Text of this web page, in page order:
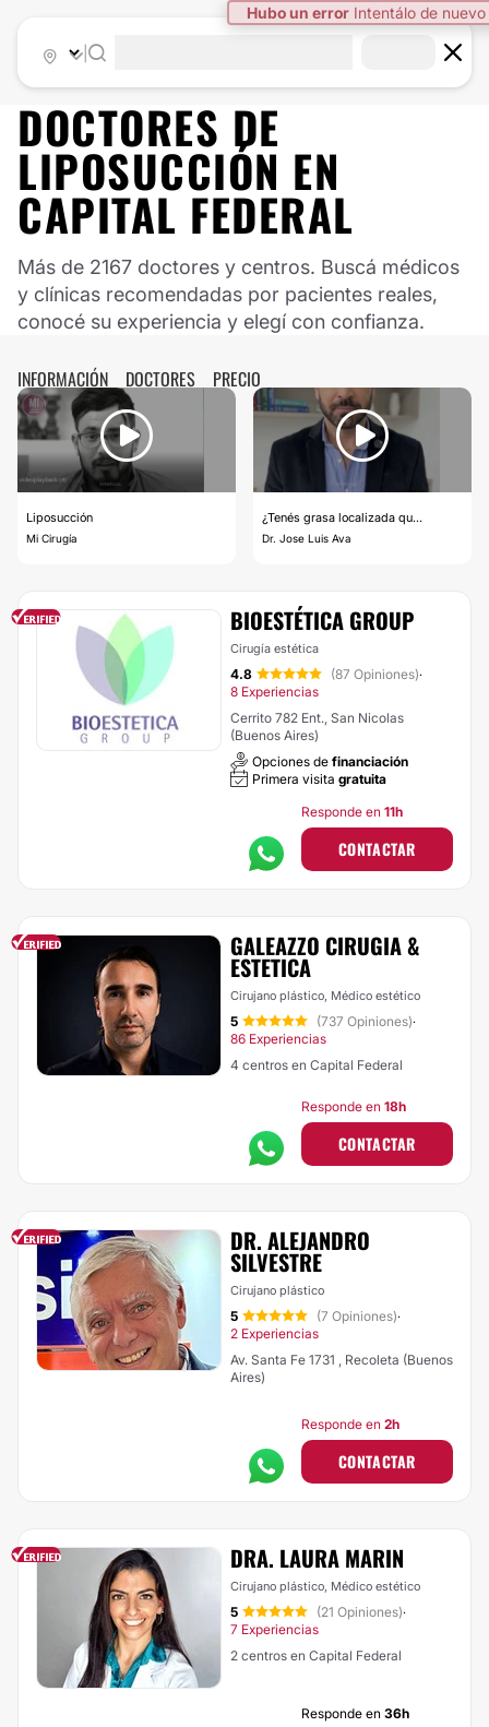
DOCTORES DE
LIPOSUCCIÓN EN
CAPITAL FEDERAL
Más de 2167 doctores y centros. Buscá médicos
y clínicas recomendadas por pacientes reales,
conocé su experiencia y elegí con confianza.
INFORMACIÓN DOCTORES PRECIO
Liposucción
Mi Cirugía
¿Tenés grasa localizada qu...
Dr. Jose Luis Ava
BIOESTÉTICA GROUP
Cirugía estética
4.8 (87 Opiniones)·
8 Experiencias
Cerrito 782 Ent., San Nicolas
(Buenos Aires)
Opciones de financiación
Primera visita gratuita
Responde en 11h
CONTACTAR
GALEAZZO CIRUGIA &
ESTETICA
Cirujano plástico, Médico estético
5 (737 Opiniones)·
86 Experiencias
4 centros en Capital Federal
Responde en 18h
CONTACTAR
DR. ALEJANDRO
SILVESTRE
Cirujano plástico
5 (7 Opiniones)·
2 Experiencias
Av. Santa Fe 1731 , Recoleta (Buenos
Aires)
Responde en 2h
CONTACTAR
DRA. LAURA MARIN
Cirujano plástico, Médico estético
5 (21 Opiniones)·
7 Experiencias
2 centros en Capital Federal
Responde en 36h